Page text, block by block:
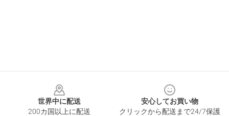
世界中に配送
200カ国以上に配送
安心してお買い物
クリックから配送まで24/7保護